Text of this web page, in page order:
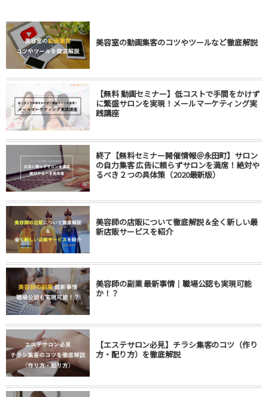
美容室の動画集客のコツやツールなど徹底解説
【無料 動画セミナー】低コストで手間をかけず
に繁盛サロンを実現！メールマーケティング実
践講座
終了【無料セミナー開催情報＠永田町】サロン
の自力集客 広告に頼らずサロンを満席！絶対や
るべき２つの具体策（2020最新版）
美容師の店販について徹底解説＆全く新しい最
新店販サービスを紹介
美容師の副業 最新事情｜職場公認も実現可能
か！？
【エステサロン必見】チラシ集客のコツ（作り
方・配り方）を徹底解説